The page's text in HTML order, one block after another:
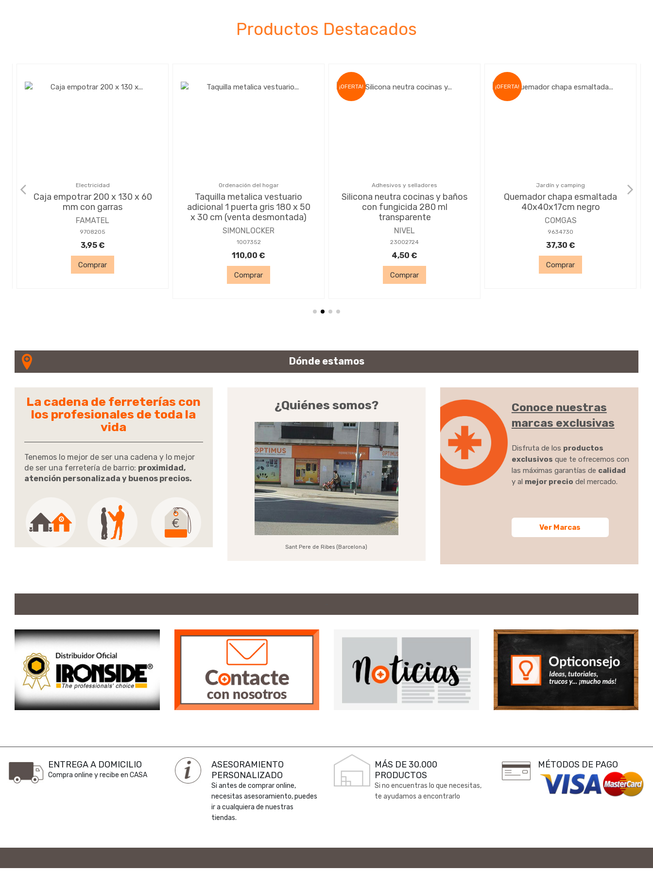
Productos Destacados
Electricidad
Caja empotrar 200 x 130 x 60
mm con garras
FAMATEL
9708205
3,95 €
Comprar
Ordenación del hogar
Taquilla metalica vestuario
adicional 1 puerta gris 180 x 50
x 30 cm (venta desmontada)
SIMONLOCKER
1007352
110,00 €
Comprar
¡OFERTA!
Adhesivos y selladores
Silicona neutra cocinas y baños
con fungicida 280 ml
transparente
NIVEL
23002724
4,50 €
Comprar
¡OFERTA!
Jardín y camping
Quemador chapa esmaltada
40x40x17cm negro
COMGAS
9634730
37,30 €
Comprar
Dónde estamos
La cadena de ferreterías con
los profesionales de toda la
vida
Tenemos lo mejor de ser una cadena y lo mejor
de ser una ferretería de barrio: proximidad,
atención personalizada y buenos precios.
¿Quiénes somos?
Sant Pere de Ribes (Barcelona)
Conoce nuestras
marcas exclusivas
Disfruta de los productos
exclusivos que te ofrecemos con
las máximas garantías de calidad
y al mejor precio del mercado.
Ver Marcas
ENTREGA A DOMICILIO
Compra online y recibe en CASA
ASESORAMIENTO
PERSONALIZADO
Si antes de comprar online,
necesitas asesoramiento, puedes
ir a cualquiera de nuestras
tiendas.
MÁS DE 30.000
PRODUCTOS
Si no encuentras lo que necesitas,
te ayudamos a encontrarlo
MÉTODOS DE PAGO